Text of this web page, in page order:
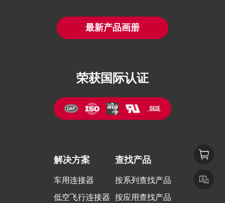
最新产品画册
解决方案
车用连接器
低空飞行连接器
查找产品
按系列查找产品
按应用查找产品
荣获国际认证